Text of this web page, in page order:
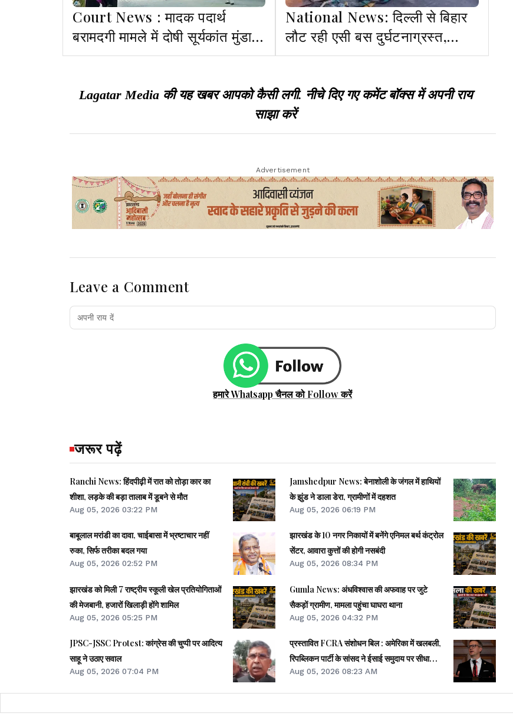
Court News : मादक पदार्थ
बरामदगी मामले में दोषी सूर्यकांत मुंडा
को 8 साल की सजा, 75 हजार जुर्माना
National News: दिल्ली से बिहार
लौट रही एसी बस दुर्घटनाग्रस्त,
दरोगा व कैदी समेत 6 की मौत
Lagatar Media की यह खबर आपको कैसी लगी. नीचे दिए गए कमेंट बॉक्स में अपनी राय
साझा करें
Advertisement
Leave a Comment
हमारे Whatsapp चैनल को Follow करें
जरूर पढ़ें
Ranchi News: हिंदपीढ़ी में रात को तोड़ा कार का
शीशा, लड़के की बड़ा तालाब में डूबने से मौत
Aug 05, 2026 03:22 PM
बाबूलाल मरांडी का दावा, चाईबासा में भ्रष्टाचार नहीं
रुका, सिर्फ तरीका बदल गया
Aug 05, 2026 02:52 PM
झारखंड को मिली 7 राष्ट्रीय स्कूली खेल प्रतियोगिताओं
की मेजबानी, हजारों खिलाड़ी होंगे शामिल
Aug 05, 2026 05:25 PM
JPSC-JSSC Protest: कांग्रेस की चुप्पी पर आदित्य
साहू ने उठाए सवाल
Aug 05, 2026 07:04 PM
Jamshedpur News: बेनाशोली के जंगल में हाथियों
के झुंड ने डाला डेरा, ग्रामीणों में दहशत
Aug 05, 2026 06:19 PM
झारखंड के 10 नगर निकायों में बनेंगे एनिमल बर्थ कंट्रोल
सेंटर, आवारा कुत्तों की होगी नसबंदी
Aug 05, 2026 08:34 PM
Gumla News: अंधविश्वास की अफवाह पर जुटे
सैकड़ों ग्रामीण, मामला पहुंचा घाघरा थाना
Aug 05, 2026 04:32 PM
प्रस्तावित FCRA संशोधन बिल : अमेरिका में खलबली,
रिपब्लिकन पार्टी के सांसद ने ईसाई समुदाय पर सीधा
हमला बताया
Aug 05, 2026 08:23 AM